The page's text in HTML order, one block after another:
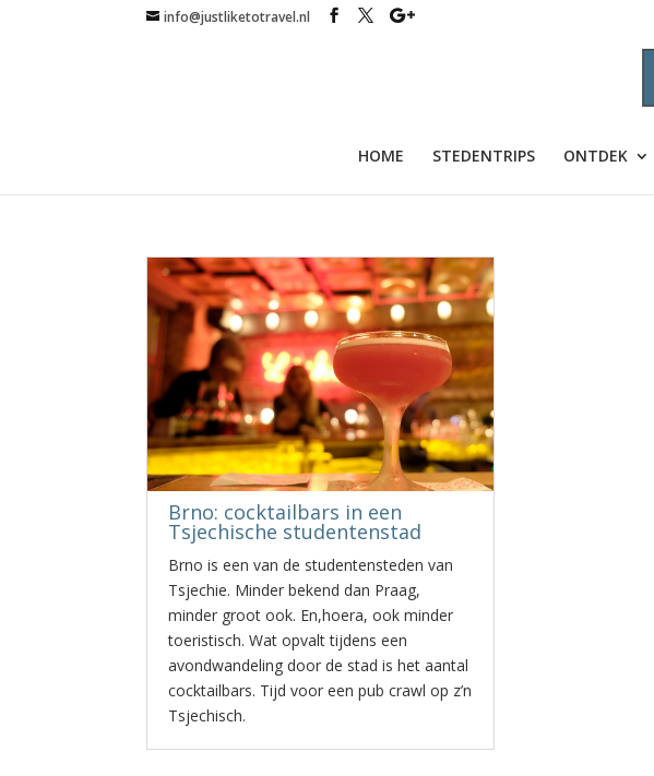
info@justliketotravel.nl
HOME STEDENTRIPS ONTDEK
Brno: cocktailbars in een
Tsjechische studentenstad
Brno is een van de studentensteden van
Tsjechie. Minder bekend dan Praag,
minder groot ook. En,hoera, ook minder
toeristisch. Wat opvalt tijdens een
avondwandeling door de stad is het aantal
cocktailbars. Tijd voor een pub crawl op z’n
Tsjechisch.